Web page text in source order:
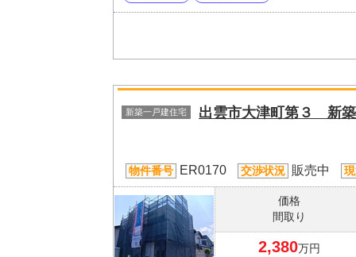
新築一戸建住宅 出雲市大津町第３ 新
物件番号 ER0170 交渉状況 販売中
価格
間取り
2,380万円